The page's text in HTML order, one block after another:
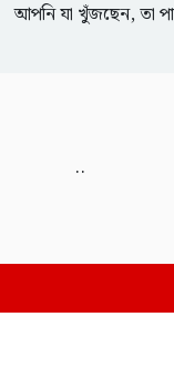
আপনি যা খুঁজছেন, তা
..